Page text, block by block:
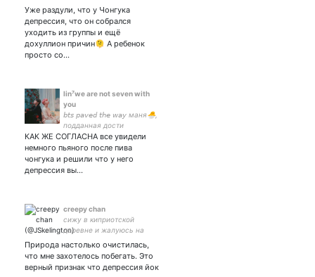
жити без серденька.💙💛
BTS💜ARMY Stray Kids💙
Stay Best moment is yet to
come 💜 BTS у серці
назавжди 💜
Уже раздули, что у Чонгука
депрессия, что он собрался
уходить из группы и ещё
дохуллион причин🫠 А ребенок
просто со…
lin⁷we are not seven with
you
𝘣𝘵𝘴 𝘱𝘢𝘷𝘦𝘥 𝘵𝘩𝘦 𝘸𝘢𝘺 маня🐣,
подданная дости
семёрочки куби мамми
КАК ЖЕ СОГЛАСНА все увидели
немного пьяного после пива
чонгука и решили что у него
депрессия вы…
creepy chan
сижу в киприотской
деревне и жалуюсь на
Природа настолько очистилась,
что мне захотелось побегать. Это
верный признак что депрессия йок